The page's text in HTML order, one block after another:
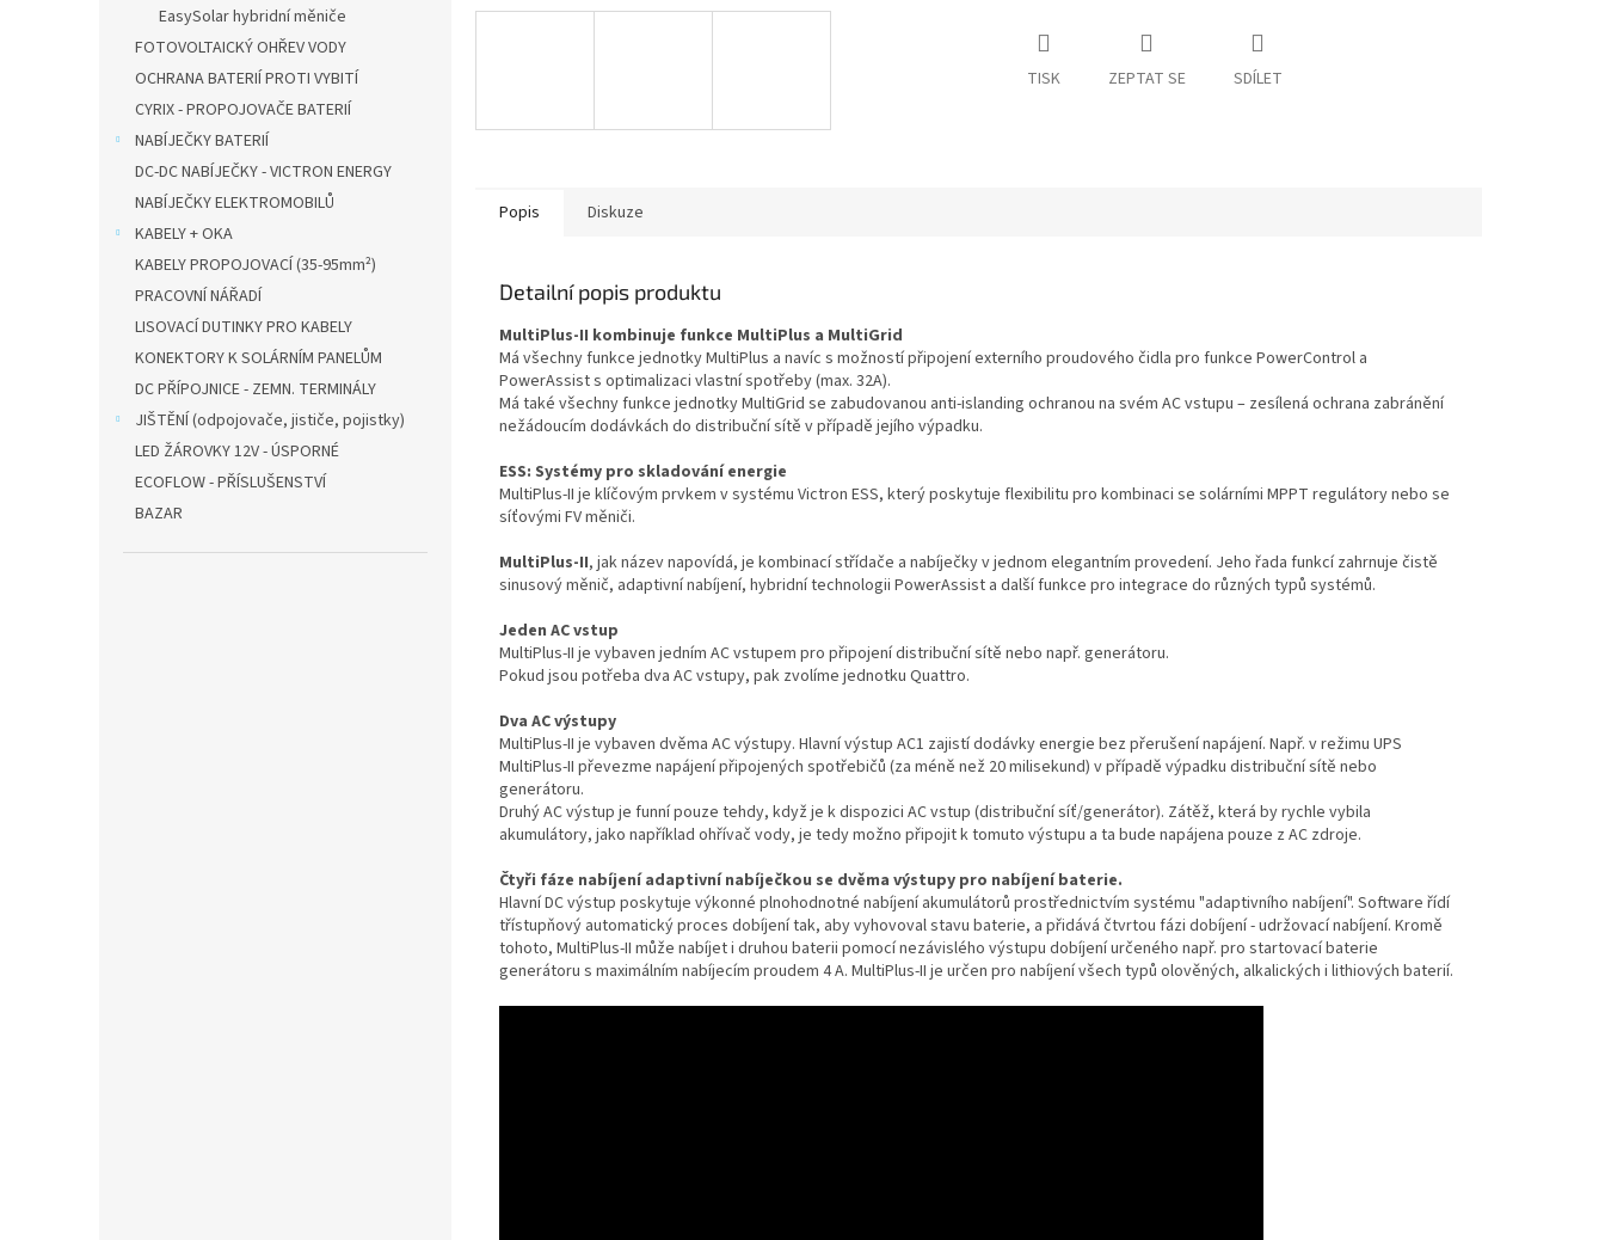
EasySolar hybridní měniče
FOTOVOLTAICKÝ OHŘEV VODY
OCHRANA BATERIÍ PROTI VYBITÍ
CYRIX - PROPOJOVAČE BATERIÍ
NABÍJEČKY BATERIÍ
DC-DC NABÍJEČKY - VICTRON ENERGY
NABÍJEČKY ELEKTROMOBILŮ
KABELY + OKA
KABELY PROPOJOVACÍ (35-95mm²)
PRACOVNÍ NÁŘADÍ
LISOVACÍ DUTINKY PRO KABELY
KONEKTORY K SOLÁRNÍM PANELŮM
DC PŘÍPOJNICE - ZEMN. TERMINÁLY
JIŠTĚNÍ (odpojovače, jističe, pojistky)
LED ŽÁROVKY 12V - ÚSPORNÉ
ECOFLOW - PŘÍSLUŠENSTVÍ
BAZAR
TISK ZEPTAT SE SDÍLET
Popis Diskuze
Detailní popis produktu
MultiPlus-II kombinuje funkce MultiPlus a MultiGrid
Má všechny funkce jednotky MultiPlus a navíc s možností připojení externího proudového čidla pro funkce PowerControl a
PowerAssist s optimalizaci vlastní spotřeby (max. 32A).
Má také všechny funkce jednotky MultiGrid se zabudovanou anti-islanding ochranou na svém AC vstupu – zesílená ochrana zabránění
nežádoucím dodávkách do distribuční sítě v případě jejího výpadku.
ESS: Systémy pro skladování energie
MultiPlus-II je klíčovým prvkem v systému Victron ESS, který poskytuje flexibilitu pro kombinaci se solárními MPPT regulátory nebo se
síťovými FV měniči.
MultiPlus-II, jak název napovídá, je kombinací střídače a nabíječky v jednom elegantním provedení. Jeho řada funkcí zahrnuje čistě
sinusový měnič, adaptivní nabíjení, hybridní technologii PowerAssist a další funkce pro integrace do různých typů systémů.
Jeden AC vstup
MultiPlus-II je vybaven jedním AC vstupem pro připojení distribuční sítě nebo např. generátoru.
Pokud jsou potřeba dva AC vstupy, pak zvolíme jednotku Quattro.
Dva AC výstupy
MultiPlus-II je vybaven dvěma AC výstupy. Hlavní výstup AC1 zajistí dodávky energie bez přerušení napájení. Např. v režimu UPS
MultiPlus-II převezme napájení připojených spotřebičů (za méně než 20 milisekund) v případě výpadku distribuční sítě nebo
generátoru.
Druhý AC výstup je funní pouze tehdy, když je k dispozici AC vstup (distribuční síť/generátor). Zátěž, která by rychle vybila
akumulátory, jako například ohřívač vody, je tedy možno připojit k tomuto výstupu a ta bude napájena pouze z AC zdroje.
Čtyři fáze nabíjení adaptivní nabíječkou se dvěma výstupy pro nabíjení baterie.
Hlavní DC výstup poskytuje výkonné plnohodnotné nabíjení akumulátorů prostřednictvím systému "adaptivního nabíjení". Software řídí
třístupňový automatický proces dobíjení tak, aby vyhovoval stavu baterie, a přidává čtvrtou fázi dobíjení - udržovací nabíjení. Kromě
tohoto, MultiPlus-II může nabíjet i druhou baterii pomocí nezávislého výstupu dobíjení určeného např. pro startovací baterie
generátoru s maximálním nabíjecím proudem 4 A. MultiPlus-II je určen pro nabíjení všech typů olověných, alkalických i lithiových baterií.